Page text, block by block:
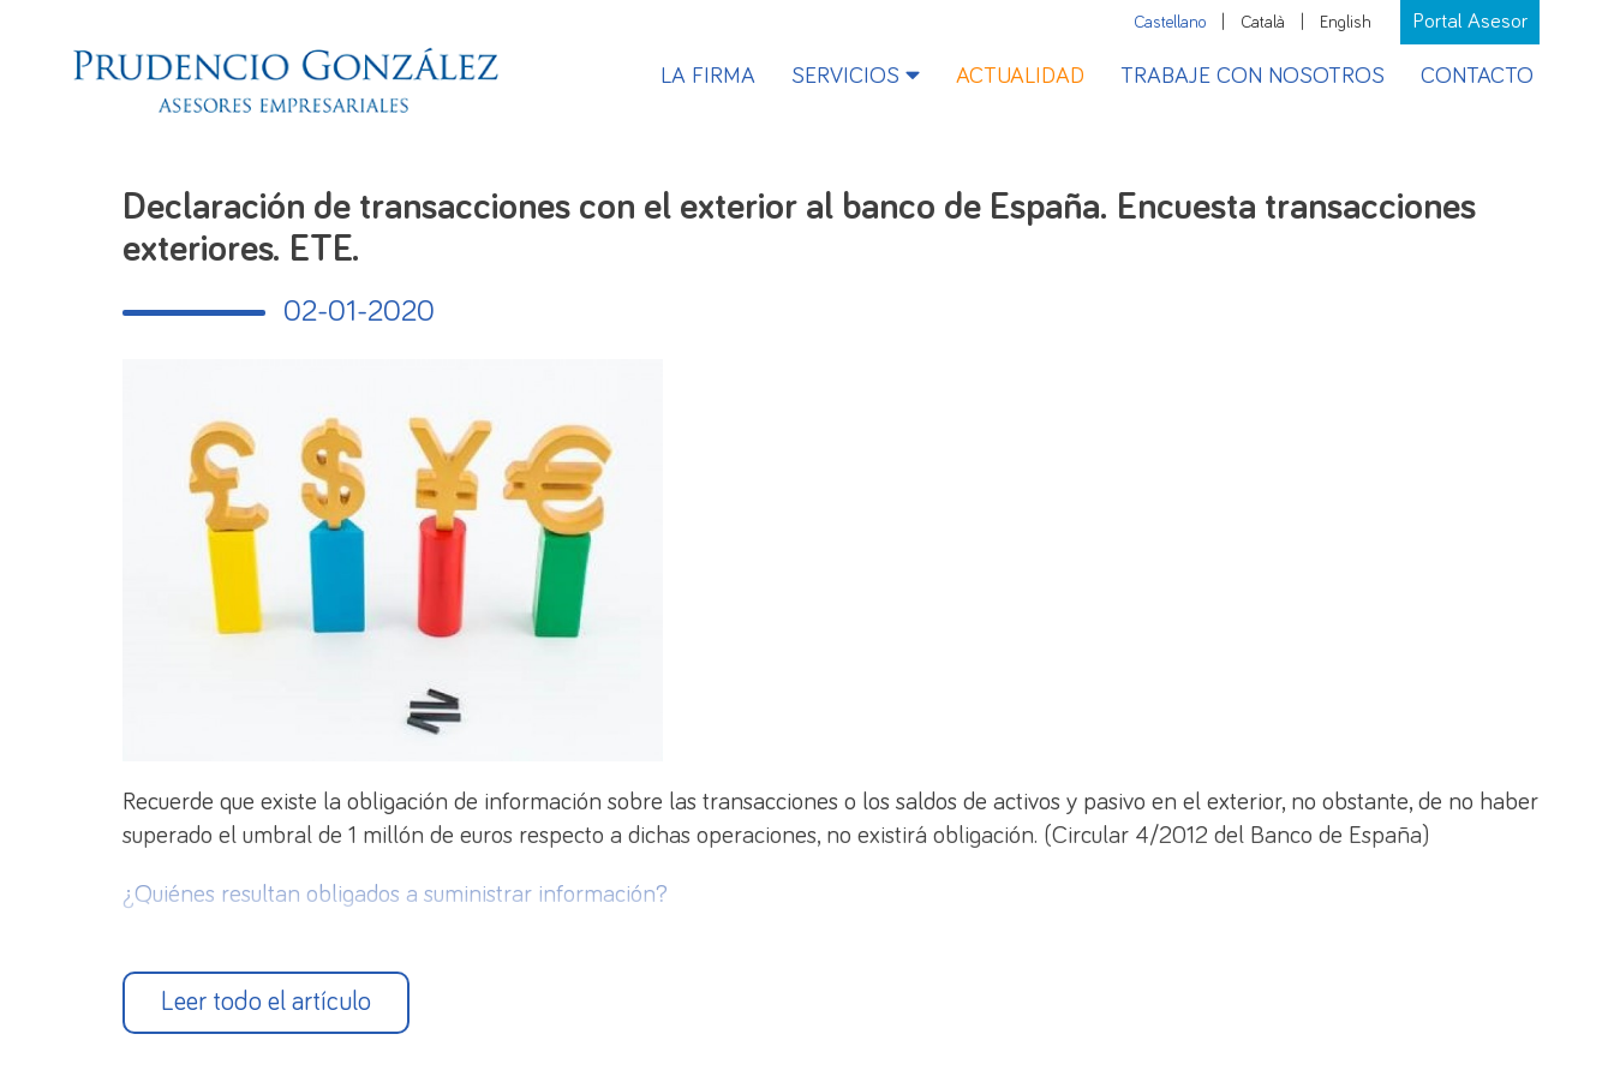
Castellano Català English Portal Asesor
LA FIRMA SERVICIOS ACTUALIDAD TRABAJE CON NOSOTROS CONTACTO
Declaración de transacciones con el exterior al banco de España. Encuesta transacciones
exteriores. ETE.
02-01-2020
Recuerde que existe la obligación de información sobre las transacciones o los saldos de activos y pasivo en el exterior, no obstante, de no haber
superado el umbral de 1 millón de euros respecto a dichas operaciones, no existirá obligación. (Circular 4/2012 del Banco de España)
¿Quiénes resultan obligados a suministrar información?
registros oficiales del Banco de España, que realicen transacciones con no residentes o mantengan activos o pasivos frente en el exterior.
Leer todo el artículo